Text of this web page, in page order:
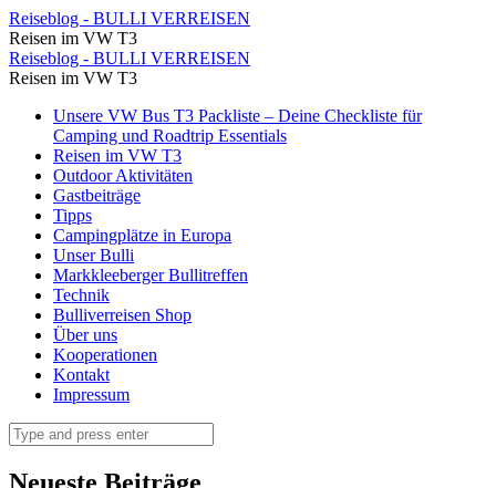
Katrin
beim
Schneeschuhe
anziehen
Reiseblog
BULLI
VERREISEN
Reiseblog - BULLI VERREISEN
Reisen im VW T3
Katrin
beim
Schneeschuhe
anziehen
Reiseblog
BULLI
VERREISEN
Reiseblog - BULLI VERREISEN
Reisen im VW T3
Skip
content
Unsere VW Bus T3 Packliste – Deine Checkliste für
Camping und Roadtrip Essentials
Reisen im VW T3
Outdoor Aktivitäten
Gastbeiträge
Tipps
Campingplätze in Europa
Unser Bulli
Markkleeberger Bullitreffen
Technik
Bulliverreisen Shop
Über uns
Kooperationen
Kontakt
Impressum
Search